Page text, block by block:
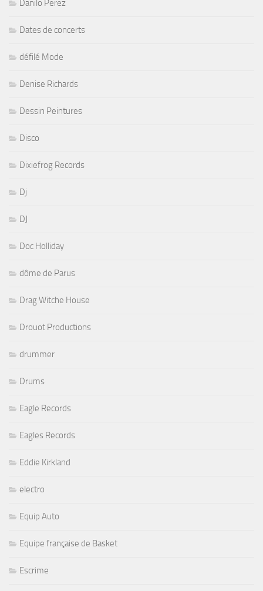
Danilo Perez
Dates de concerts
défilé Mode
Denise Richards
Dessin Peintures
Disco
Dixiefrog Records
Dj
DJ
Doc Holliday
dôme de Parus
Drag Witche House
Drouot Productions
drummer
Drums
Eagle Records
Eagles Records
Eddie Kirkland
electro
Equip Auto
Equipe française de Basket
Escrime